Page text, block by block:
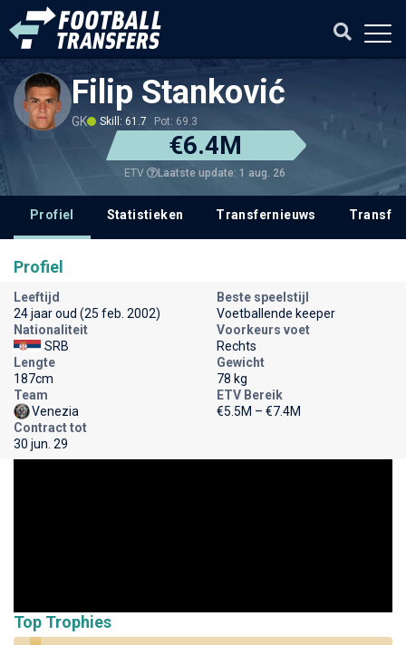
Filip Stanković
GK Skill: 61.7 Pot: 69.3
€6.4M
ETV Laatste update: 1 aug. 26
Profiel Statistieken Transfernieuws
Profiel
Leeftijd
24 jaar oud (25 feb. 2002)
Beste speelstijl
Voetballende keeper
Nationaliteit
SRB
Voorkeurs voet
Rechts
Lengte
187cm
Gewicht
78 kg
Team
Venezia
ETV Bereik
€5.5M – €7.4M
Contract tot
30 jun. 29
Top Trophies